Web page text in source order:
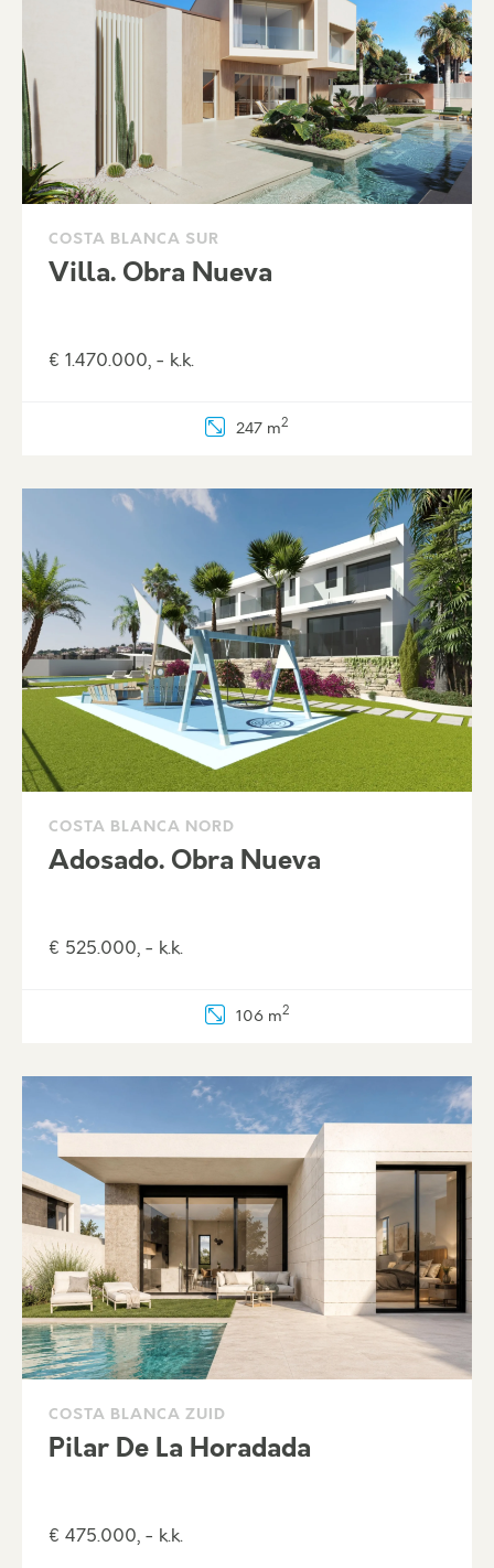
COSTA BLANCA SUR
Villa. Obra Nueva
€ 1.470.000, - k.k.
247 m2
COSTA BLANCA NORD
Adosado. Obra Nueva
€ 525.000, - k.k.
106 m2
COSTA BLANCA ZUID
Pilar De La Horadada
€ 475.000, - k.k.